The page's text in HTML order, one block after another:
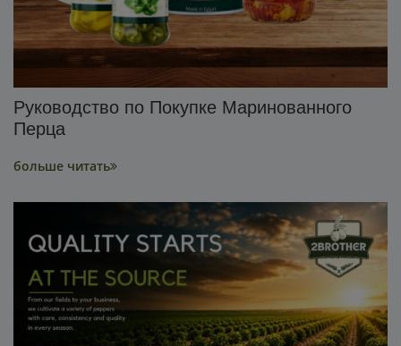
Руководство по Покупке Маринованного
Перца
больше читать